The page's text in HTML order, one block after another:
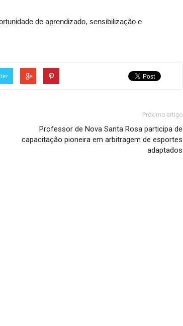
de aprendizado, sensibilização e
Próximo artigo
Professor de Nova Santa Rosa participa de
capacitação pioneira em arbitragem de esportes
adaptados